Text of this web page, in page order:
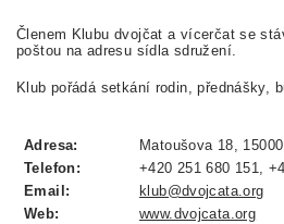
Členem Klubu dvojčat a vícerčat se
poštou na adresu sídla sdružení.
Klub pořádá setkání rodin, přednášky,
Adresa:
Matoušova 18,
Telefon:
+420 251 680 151,
Email:
klub@dvojcata.org
Web:
www.dvojcata.org